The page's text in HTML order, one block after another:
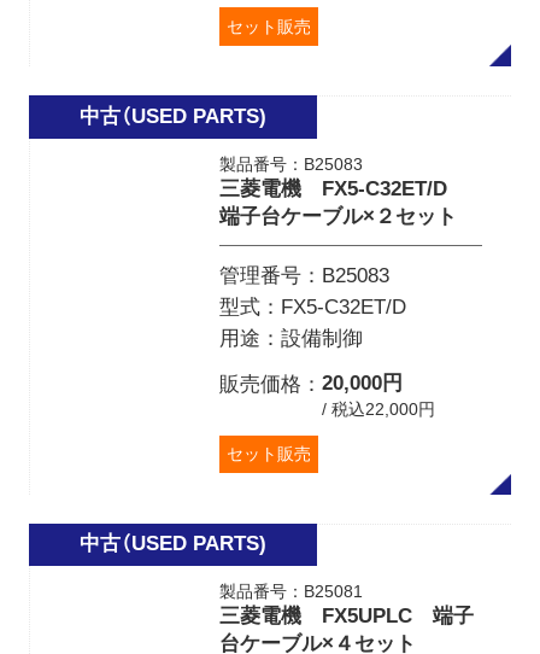
セット販売
製品番号：B25083
三菱電機 FX5-C32ET/D
端子台ケーブル×２セット
管理番号
B25083
型式
FX5-C32ET/D
用途
設備制御
販売価格
20,000円
/ 税込22,000円
セット販売
製品番号：B25081
三菱電機 FX5UPLC 端子
台ケーブル×４セット